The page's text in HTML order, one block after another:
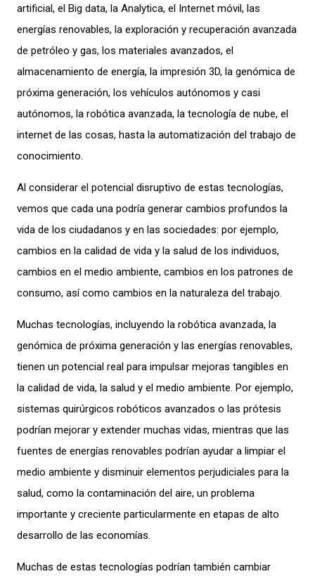
artificial, el Big data, la Analytica, el Internet móvil, las
energías renovables, la exploración y recuperación avanzada
de petróleo y gas, los materiales avanzados, el
almacenamiento de energía, la impresión 3D, la genómica de
próxima generación, los vehículos autónomos y casi
autónomos, la robótica avanzada, la tecnología de nube, el
internet de las cosas, hasta la automatización del trabajo de
conocimiento.
Al considerar el potencial disruptivo de estas tecnologías,
vemos que cada una podría generar cambios profundos la
vida de los ciudadanos y en las sociedades: por ejemplo,
cambios en la calidad de vida y la salud de los individuos,
cambios en el medio ambiente, cambios en los patrones de
consumo, así como cambios en la naturaleza del trabajo.
Muchas tecnologías, incluyendo la robótica avanzada, la
genómica de próxima generación y las energías renovables,
tienen un potencial real para impulsar mejoras tangibles en
la calidad de vida, la salud y el medio ambiente. Por ejemplo,
sistemas quirúrgicos robóticos avanzados o las prótesis
podrían mejorar y extender muchas vidas, mientras que las
fuentes de energías renovables podrían ayudar a limpiar el
medio ambiente y disminuir elementos perjudiciales para la
salud, como la contaminación del aire, un problema
importante y creciente particularmente en etapas de alto
desarrollo de las economías.
Muchas de estas tecnologías podrían también cambiar